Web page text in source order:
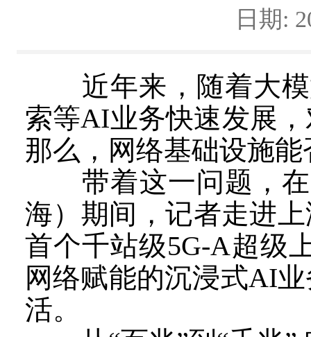
日期:
近年来，随着大模
索等AI业务快速发展
那么，网络基础设施
带着这一问题，在
海）期间，记者走进
首个千站级5G-A超级
网络赋能的沉浸式AI
活。